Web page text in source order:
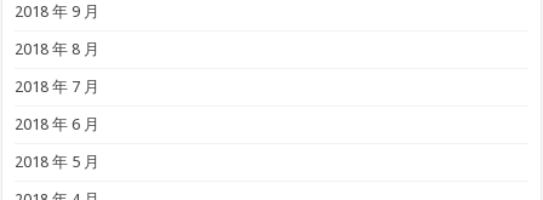
2018 年 9 月
2018 年 8 月
2018 年 7 月
2018 年 6 月
2018 年 5 月